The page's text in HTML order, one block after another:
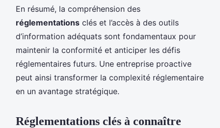
En résumé, la compréhension des
réglementations clés et l’accès à des outils
d’information adéquats sont fondamentaux pour
maintenir la conformité et anticiper les défis
réglementaires futurs. Une entreprise proactive
peut ainsi transformer la complexité réglementaire
en un avantage stratégique.
Réglementations clés à connaître